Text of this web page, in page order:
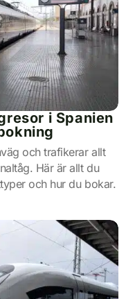
i Spanien
och trafikerar allt
Här är allt du
och hur du bokar.